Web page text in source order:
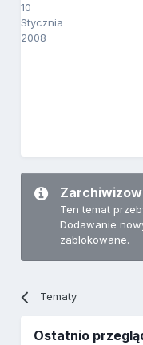
10
Stycznia
2008
Ten temat
Dodawanie
zablokowane.
Tematy
Ostatnio